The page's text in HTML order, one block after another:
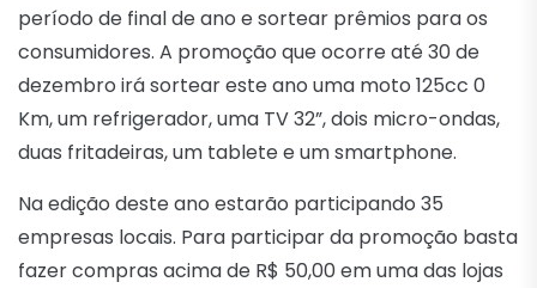
período de final de ano e sortear prêmios para os
consumidores. A promoção que ocorre até 30 de
dezembro irá sortear este ano uma moto 125cc 0
Km, um refrigerador, uma TV 32”, dois micro-ondas,
duas fritadeiras, um tablete e um smartphone.
Na edição deste ano estarão participando 35
empresas locais. Para participar da promoção basta
fazer compras acima de R$ 50,00 em uma das lojas